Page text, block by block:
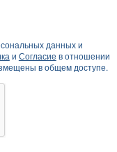
данных и
и Согласие в отношении
в общем доступе.